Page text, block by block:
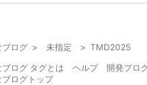
ブログ > 未指定 > TMD2025
ブログ タグとは
ヘルプ
開発ブロ
ブログトップ